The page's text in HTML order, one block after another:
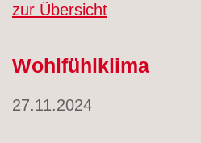
zur Übersicht
Wohlfühlklima
27.11.2024